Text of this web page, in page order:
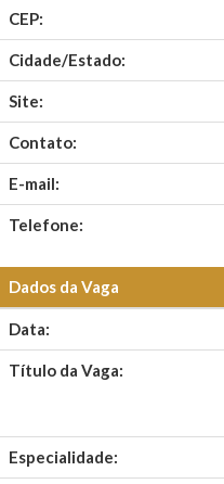
CEP:
Cidade/Estado:
Site:
Contato:
E-mail:
Telefone:
Dados da Vaga
Data:
Título da Vaga:
Especialidade: